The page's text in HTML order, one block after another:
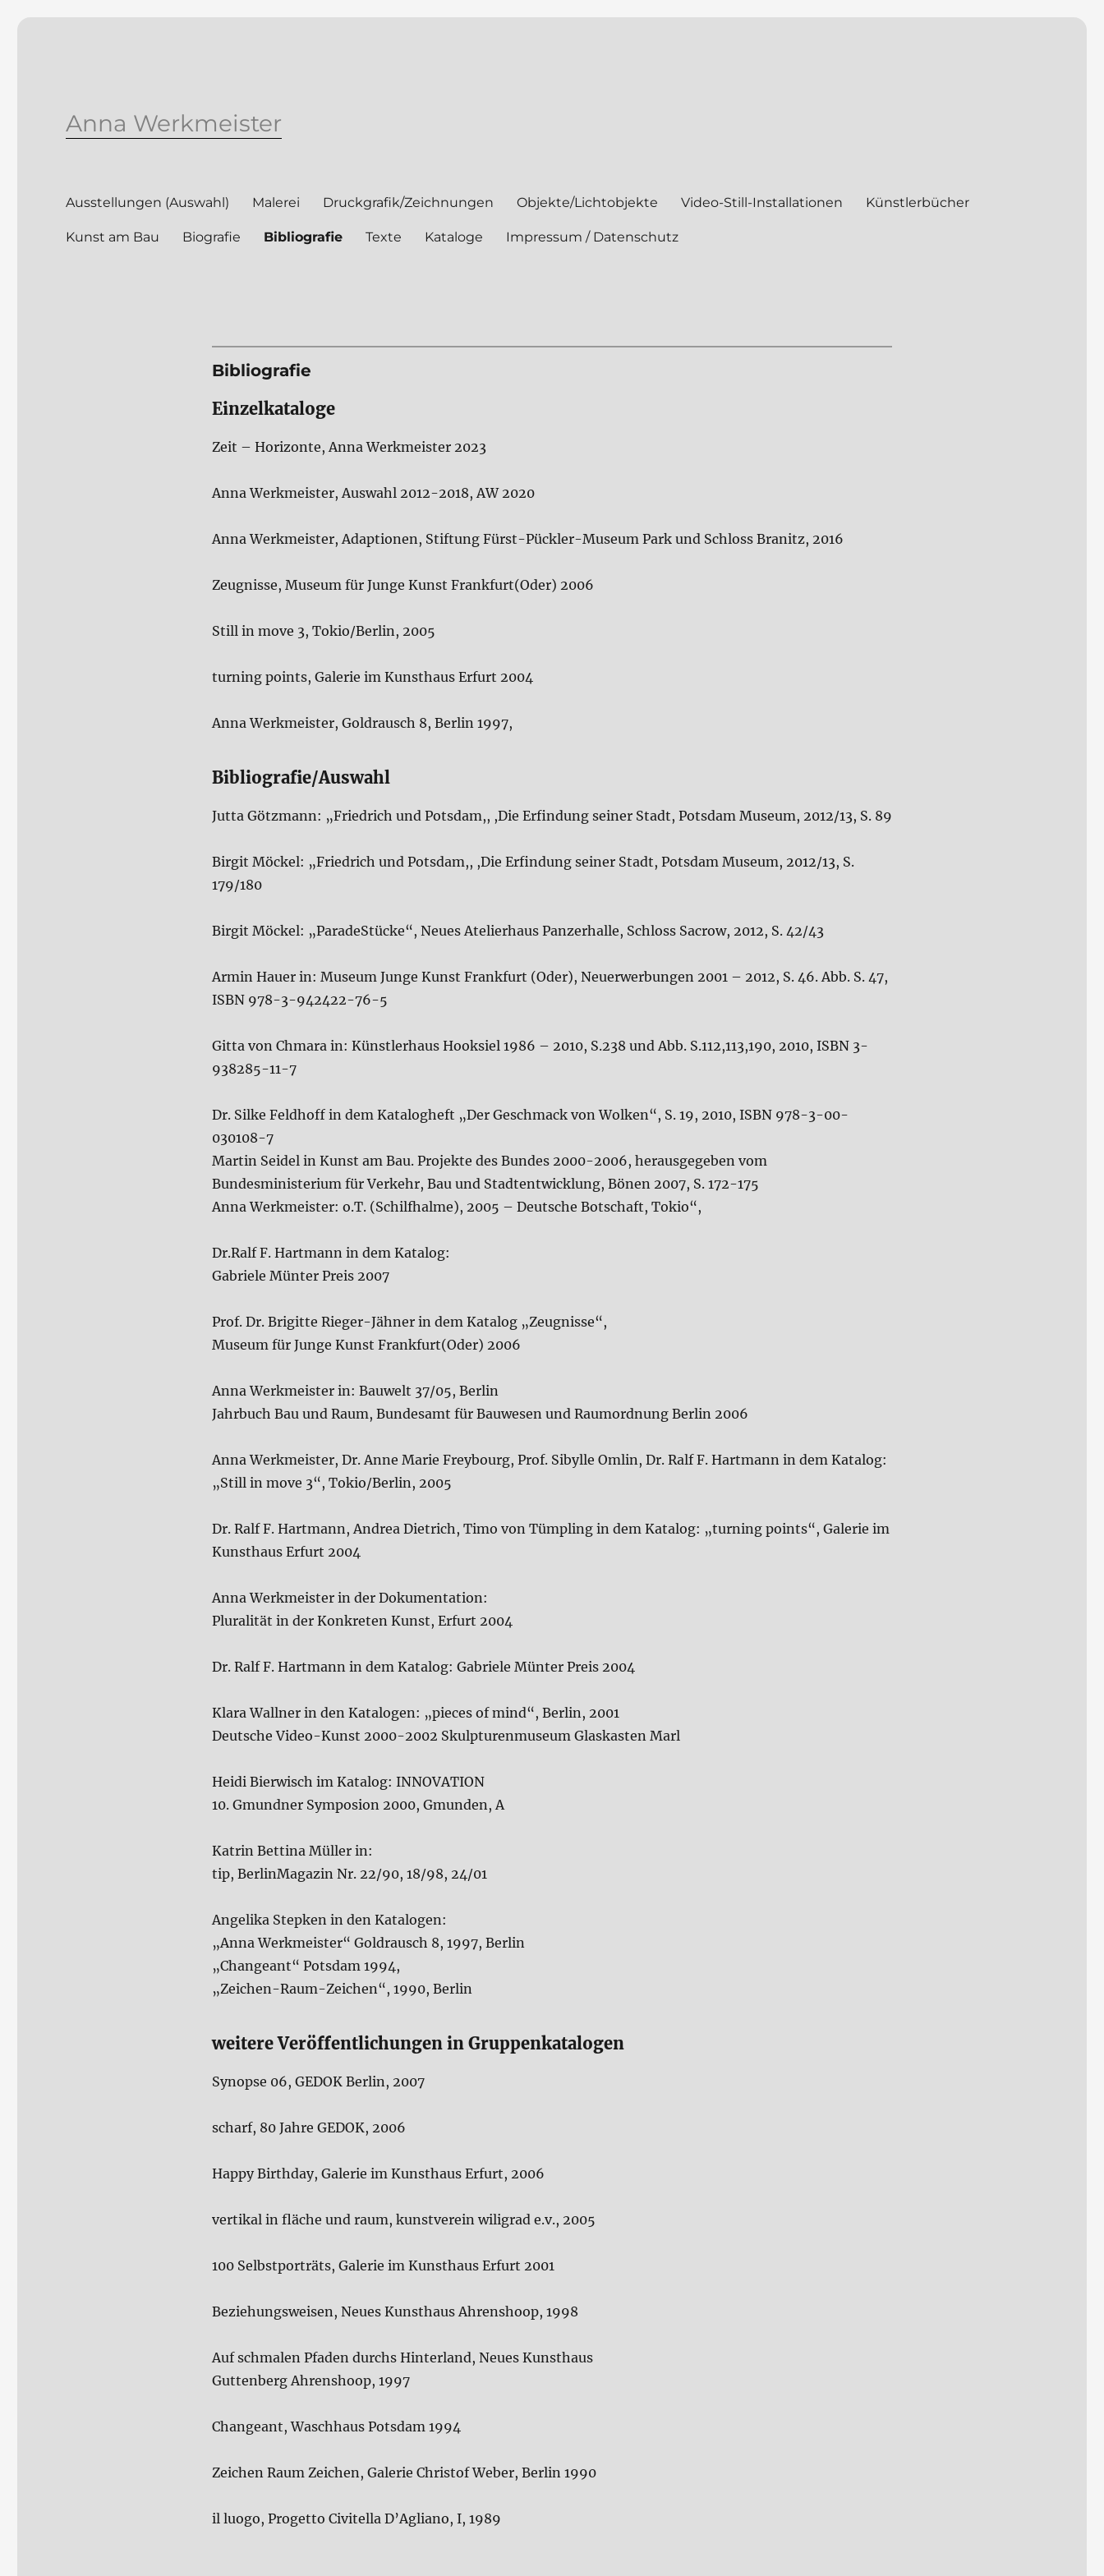
Anna Werkmeister
Ausstellungen (Auswahl) Malerei Druckgrafik/Zeichnungen Objekte/Lichtobjekte Video-Still-Installationen Künstlerbücher
Kunst am Bau Biografie Bibliografie Texte Kataloge Impressum / Datenschutz
Bibliografie
Einzelkataloge
Zeit – Horizonte, Anna Werkmeister 2023
Anna Werkmeister, Auswahl 2012-2018, AW 2020
Anna Werkmeister, Adaptionen, Stiftung Fürst-Pückler-Museum Park und Schloss Branitz, 2016
Zeugnisse, Museum für Junge Kunst Frankfurt(Oder) 2006
Still in move 3, Tokio/Berlin, 2005
turning points, Galerie im Kunsthaus Erfurt 2004
Anna Werkmeister, Goldrausch 8, Berlin 1997,
Bibliografie/Auswahl
Jutta Götzmann: „Friedrich und Potsdam,, ,Die Erfindung seiner Stadt, Potsdam Museum, 2012/13, S. 89
Birgit Möckel: „Friedrich und Potsdam,, ,Die Erfindung seiner Stadt, Potsdam Museum, 2012/13, S.
179/180
Birgit Möckel: „ParadeStücke“, Neues Atelierhaus Panzerhalle, Schloss Sacrow, 2012, S. 42/43
Armin Hauer in: Museum Junge Kunst Frankfurt (Oder), Neuerwerbungen 2001 – 2012, S. 46. Abb. S. 47,
ISBN 978-3-942422-76-5
Gitta von Chmara in: Künstlerhaus Hooksiel 1986 – 2010, S.238 und Abb. S.112,113,190, 2010, ISBN 3-
938285-11-7
Dr. Silke Feldhoff in dem Katalogheft „Der Geschmack von Wolken“, S. 19, 2010, ISBN 978-3-00-
030108-7
Martin Seidel in Kunst am Bau. Projekte des Bundes 2000-2006, herausgegeben vom
Bundesministerium für Verkehr, Bau und Stadtentwicklung, Bönen 2007, S. 172-175
Anna Werkmeister: o.T. (Schilfhalme), 2005 – Deutsche Botschaft, Tokio“,
Dr.Ralf F. Hartmann in dem Katalog:
Gabriele Münter Preis 2007
Prof. Dr. Brigitte Rieger-Jähner in dem Katalog „Zeugnisse“,
Museum für Junge Kunst Frankfurt(Oder) 2006
Anna Werkmeister in: Bauwelt 37/05, Berlin
Jahrbuch Bau und Raum, Bundesamt für Bauwesen und Raumordnung Berlin 2006
Anna Werkmeister, Dr. Anne Marie Freybourg, Prof. Sibylle Omlin, Dr. Ralf F. Hartmann in dem Katalog:
„Still in move 3“, Tokio/Berlin, 2005
Dr. Ralf F. Hartmann, Andrea Dietrich, Timo von Tümpling in dem Katalog: „turning points“, Galerie im
Kunsthaus Erfurt 2004
Anna Werkmeister in der Dokumentation:
Pluralität in der Konkreten Kunst, Erfurt 2004
Dr. Ralf F. Hartmann in dem Katalog: Gabriele Münter Preis 2004
Klara Wallner in den Katalogen: „pieces of mind“, Berlin, 2001
Deutsche Video-Kunst 2000-2002 Skulpturenmuseum Glaskasten Marl
Heidi Bierwisch im Katalog: INNOVATION
10. Gmundner Symposion 2000, Gmunden, A
Katrin Bettina Müller in:
tip, BerlinMagazin Nr. 22/90, 18/98, 24/01
Angelika Stepken in den Katalogen:
„Anna Werkmeister“ Goldrausch 8, 1997, Berlin
„Changeant“ Potsdam 1994,
„Zeichen-Raum-Zeichen“, 1990, Berlin
weitere Veröffentlichungen in Gruppenkatalogen
Synopse 06, GEDOK Berlin, 2007
scharf, 80 Jahre GEDOK, 2006
Happy Birthday, Galerie im Kunsthaus Erfurt, 2006
vertikal in fläche und raum, kunstverein wiligrad e.v., 2005
100 Selbstporträts, Galerie im Kunsthaus Erfurt 2001
Beziehungsweisen, Neues Kunsthaus Ahrenshoop, 1998
Auf schmalen Pfaden durchs Hinterland, Neues Kunsthaus
Guttenberg Ahrenshoop, 1997
Changeant, Waschhaus Potsdam 1994
Zeichen Raum Zeichen, Galerie Christof Weber, Berlin 1990
il luogo, Progetto Civitella D’Agliano, I, 1989